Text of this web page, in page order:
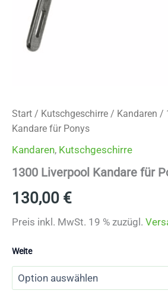
Start / Kutschgeschirre / Kandaren /
Kandare für Ponys
Kandaren, Kutschgeschirre
1300 Liverpool Kandare für
130,00 €
Preis inkl. MwSt. 19 % zuzügl.
Weite